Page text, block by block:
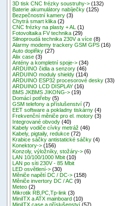
3D tisk CNC frézky soustruhy-> (132)
Baterie akumulátory nabíječky (125)
Bezpečnostní kamery (3)
Chytrá smart klika (2)
CNC frézky na plasty + AL
(1)
Fotovoltaika FV technika (29)
Silnoproudá technika 230V a více (8)
Alarmy modemy trackery GSM GPS (16)
Auto doplňky (27)
Alix case (3)
Antény a kompletní spoje-> (34)
ARDUINO čidla a senzory (46)
ARDUINO moduly shieldy (114)
ARDUINO ESP32 procesorové desky (33)
ARDUINO LCD DISPLAY (16)
BMS JKBMS JIKONG-> (19)
Domácí potřeby (5)
GSM telefony a příslušenství (7)
EET software a pokladny tiskárny (4)
Frekvenční měniče pro el. motory (3)
Integrované obvody (40)
Kabely vodiče cívky metráž (46)
Kabely, pigtaily, redukce (72)
Krabice sáčky antistatické sáčky (4)
Konektory-> (156)
Konzoly, výložníky, stožáry-> (6)
LAN 10/100/1000 Mbit (10)
LAN po síti 230V - 85 Mbit
LED osvětlení-> (30)
Měniče napětí DC / DC-> (158)
Měniče invertory DC / AC (9)
Meteo (2)
Mikrotik RB,PC,Tp-link (3)
MiniITX a ATX mainboard (10)
MiniITX case a příslušenství (57)